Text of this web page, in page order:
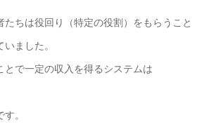
たちは役回り（特定の役割）をもらうこと
ました。
とで一定の収入を得るシステムは
。